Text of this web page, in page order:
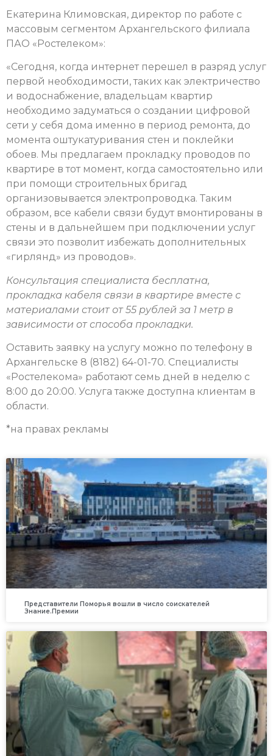
Екатерина Климовская, директор по работе с
массовым сегментом Архангельского филиала
ПАО «Ростелеком»:
«Сегодня, когда интернет перешел в разряд услуг
первой необходимости, таких как электричество
и водоснабжение, владельцам квартир
необходимо задуматься о создании цифровой
сети у себя дома именно в период ремонта, до
момента оштукатуривания стен и поклейки
обоев. Мы предлагаем прокладку проводов по
квартире в тот момент, когда самостоятельно или
при помощи строительных бригад
организовывается электропроводка. Таким
образом, все кабели связи будут вмонтированы в
стены и в дальнейшем при подключении услуг
связи это позволит избежать дополнительных
«гирлянд» из проводов».
Консультация специалиста бесплатна,
прокладка кабеля связи в квартире вместе с
материалами стоит от 55 рублей за 1 метр в
зависимости от способа прокладки.
Оставить заявку на услугу можно по телефону в
Архангельске 8 (8182) 64-01-70. Специалисты
«Ростелекома» работают семь дней в неделю с
8:00 до 20:00. Услуга также доступна клиентам в
области.
*на правах рекламы
Представители Поморья вошли в число соискателей
Знание.Премии